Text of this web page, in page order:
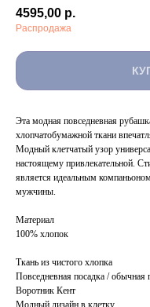
4595,00 р.
Распродажа
Эта модная повседневная
хлопчатобумажной ткани
Модный клетчатый узор
настоящему привлекательной.
является идеальным
мужчины.
Материал
100% хлопок
Ткань из чистого хлопка
Повседневная посадка / обычная
Воротник Кент